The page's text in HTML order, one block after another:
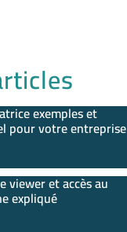
exemples et
pour votre entreprise
viewer et accès au
expliqué